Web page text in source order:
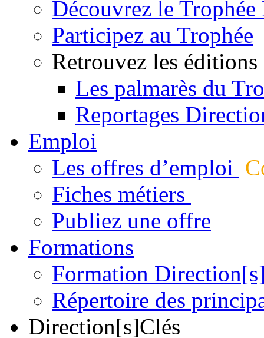
Découvrez le
Participez au Trophée
Retrouvez les éditions
Les palmarès du
Reportages
Emploi
Les offres d’emploi
Fiches métiers
Publiez une offre
Formations
Formation
Répertoire des
Direction[s]Clés